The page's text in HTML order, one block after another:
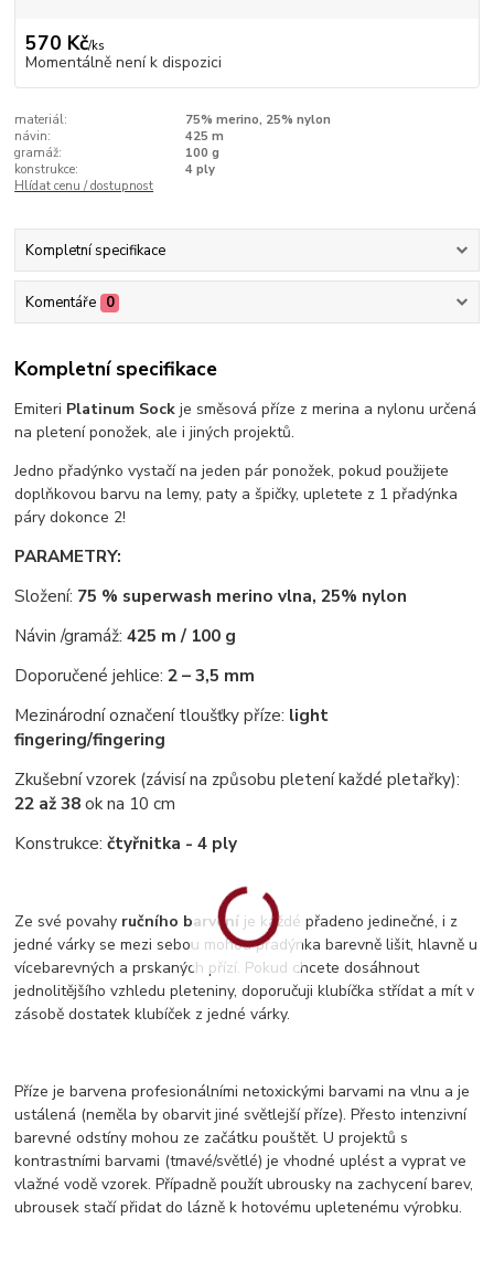
570 Kč/ks
Momentálně není k dispozici
materiál:
75% merino, 25% nylon
návin:
425 m
gramáž:
100 g
konstrukce:
4 ply
Hlídat cenu / dostupnost
Kompletní specifikace
Komentáře 0
Kompletní specifikace
Emiteri Platinum Sockje směsová příze z merina a nylonu určená
na pletení ponožek, ale i jiných projektů.
Jedno přadýnko vystačí na jeden pár ponožek, pokud použijete
doplňkovou barvu na lemy, paty a špičky, upletete z 1 přadýnka
páry dokonce 2!
PARAMETRY:
Složení: 75 % superwash merino vlna, 25% nylon
Návin /gramáž: 425 m / 100 g
Doporučené jehlice:2 – 3,5 mm
Mezinárodní označení tloušťky příze: light
fingering/fingering
Zkušební vzorek (závisí na způsobu pletení každé pletařky):
22 až 38ok na 10 cm
Konstrukce:čtyřnitka - 4 ply
Ze své povahy ručního barvení je každé přadeno jedinečné, i z
jedné várky se mezi sebou mohou přadýnka barevně lišit, hlavně u
vícebarevných a prskaných přízí. Pokud chcete dosáhnout
jednolitějšího vzhledu pleteniny, doporučuji klubíčka střídat a mít v
zásobě dostatek klubíček z jedné várky.
Příze je barvena profesionálními netoxickými barvami na vlnu a je
ustálená (neměla by obarvit jiné světlejší příze). Přesto intenzivní
barevné odstíny mohou ze začátku pouštět. U projektů s
kontrastními barvami (tmavé/světlé) je vhodné uplést a vyprat ve
vlažné vodě vzorek. Případně použít ubrousky na zachycení barev,
ubrousek stačí přidat do lázně k hotovému upletenému výrobku.